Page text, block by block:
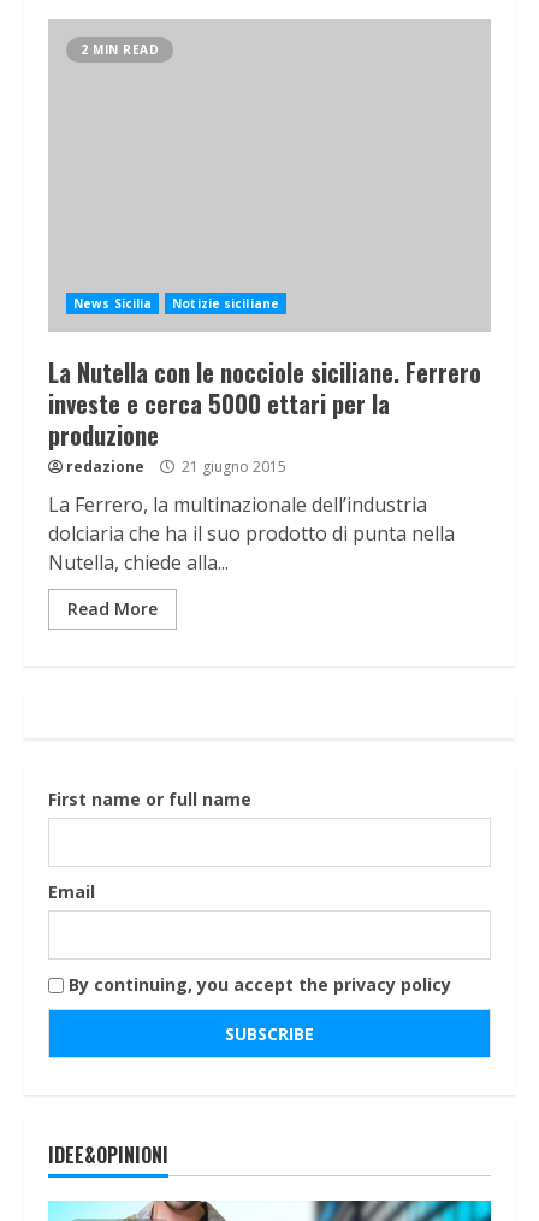
2 MIN READ
News Sicilia Notizie siciliane
La Nutella con le nocciole siciliane. Ferrero
investe e cerca 5000 ettari per la
produzione
redazione 21 giugno 2015
La Ferrero, la multinazionale dell’industria
dolciaria che ha il suo prodotto di punta nella
Nutella, chiede alla...
Read More
First name or full name
Email
By continuing, you accept the privacy policy
IDEE&OPINIONI